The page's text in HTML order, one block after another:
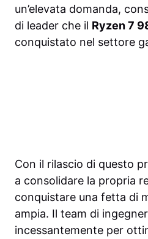
un’elevata domanda,
di leader che il Ryzen 7
conquistato nel settore
Con il rilascio di questo
a consolidare la propria
conquistare una fetta di
ampia. Il team di
incessantemente per